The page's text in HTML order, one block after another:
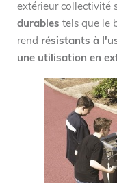
extérieur collectivité
durables tels que le
rend résistants à
une utilisation en